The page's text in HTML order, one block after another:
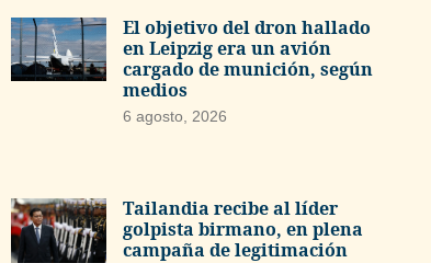
El objetivo del dron hallado
en Leipzig era un avión
cargado de munición, según
medios
6 agosto, 2026
Tailandia recibe al líder
golpista birmano, en plena
campaña de legitimación